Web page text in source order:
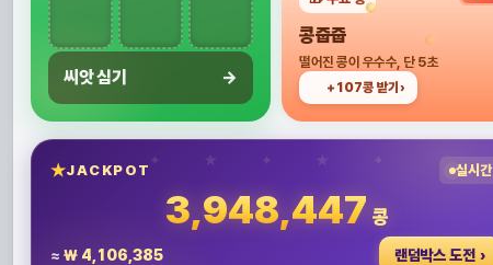
씨앗 심기 →
콩줍줍
떨어진 콩이 우수수, 단 5초
+107콩 받기 ›
JACKPOT 실시간
3,948,449 콩
≈ ₩ 4,106,387 랜덤박스 도전
[식탐배송] 농가 돕기 이벤트! 국내산 특품 공심채 반값! 500g 4800원+무료배송